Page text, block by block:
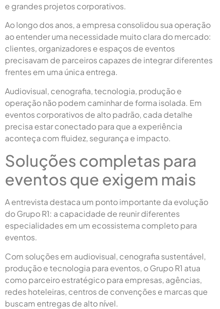
e grandes projetos corporativos.
Ao longo dos anos, a empresa consolidou sua operação
ao entender uma necessidade muito clara do mercado:
clientes, organizadores e espaços de eventos
precisavam de parceiros capazes de integrar diferentes
frentes em uma única entrega.
Audiovisual, cenografia, tecnologia, produção e
operação não podem caminhar de forma isolada. Em
eventos corporativos de alto padrão, cada detalhe
precisa estar conectado para que a experiência
aconteça com fluidez, segurança e impacto.
Soluções completas para
eventos que exigem mais
A entrevista destaca um ponto importante da evolução
do Grupo R1: a capacidade de reunir diferentes
especialidades em um ecossistema completo para
eventos.
Com soluções em audiovisual, cenografia sustentável,
produção e tecnologia para eventos, o Grupo R1 atua
como parceiro estratégico para empresas, agências,
redes hoteleiras, centros de convenções e marcas que
buscam entregas de alto nível.